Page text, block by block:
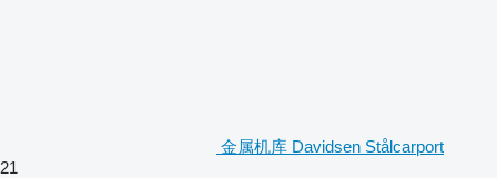
金属机库 Davidsen Stålcarport
21